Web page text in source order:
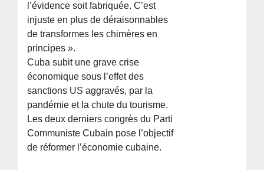
l’évidence soit fabriquée. C’est
injuste en plus de déraisonnables
de transformes les chimères en
principes ».
Cuba subit une grave crise
économique sous l’effet des
sanctions US aggravés, par la
pandémie et la chute du tourisme.
Les deux derniers congrès du Parti
Communiste Cubain pose l’objectif
de réformer l’économie cubaine.